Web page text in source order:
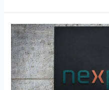
Cette
crise
Nexperia
:
le